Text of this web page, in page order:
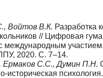
Войтов В.К. Разработка
// Цифровая
меж­дународным
2020. С. 7–14.
Ермаков С.С., Думин П.Н.
историческая